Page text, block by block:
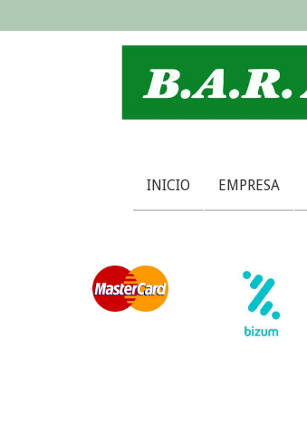
INICIO EMPRESA